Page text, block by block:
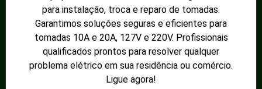
para instalação, troca e reparo de tomadas.
Garantimos soluções seguras e eficientes para
tomadas 10A e 20A, 127V e 220V. Profissionais
qualificados prontos para resolver qualquer
problema elétrico em sua residência ou comércio.
Ligue agora!